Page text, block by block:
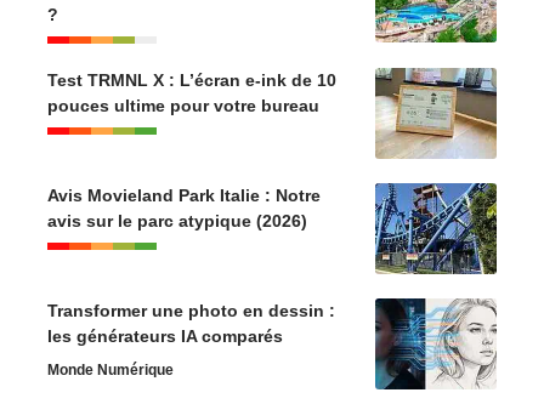
?
Test TRMNL X : L’écran e-ink de 10
pouces ultime pour votre bureau
Avis Movieland Park Italie : Notre
avis sur le parc atypique (2026)
Transformer une photo en dessin :
les générateurs IA comparés
Monde Numérique